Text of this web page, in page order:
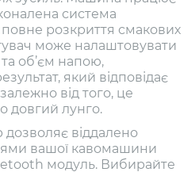
система
повне розкриття смакових
може налаштовувати
об’єм напою,
який відповідає
від того, це
довгий лунго.
віддалено
вашої кавомашини
модуль. Вибирайте